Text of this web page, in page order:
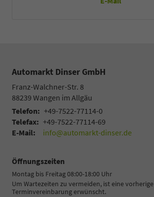
Automarkt Dinser GmbH
Franz-Walchner-Str. 8
88239 Wangen im Allgäu
Telefon: +49-7522-77114-0
Telefax: +49-7522-77114-69
E-Mail:
info@automarkt-dinser.de
Öffnungszeiten
Montag bis Freitag 08:00-18:00 Uhr
Um Wartezeiten zu vermeiden, ist eine vorherige
Terminvereinbarung erwünscht.